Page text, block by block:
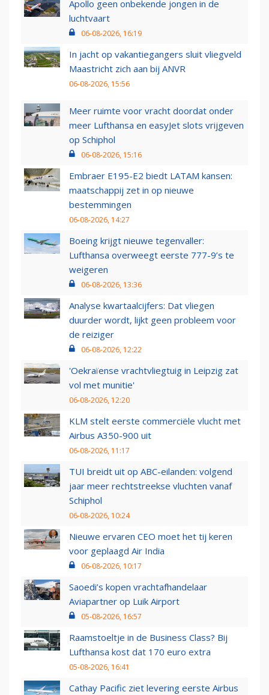
Apollo geen onbekende jongen in de
luchtvaart
06-08-2026, 16:19
In jacht op vakantiegangers sluit vliegveld
Maastricht zich aan bij ANVR
06-08-2026, 15:56
Meer ruimte voor vracht doordat onder
meer Lufthansa en easyJet slots vrijgeven
op Schiphol
06-08-2026, 15:16
Embraer E195-E2 biedt LATAM kansen:
maatschappij zet in op nieuwe
bestemmingen
06-08-2026, 14:27
Boeing krijgt nieuwe tegenvaller:
Lufthansa overweegt eerste 777-9’s te
weigeren
06-08-2026, 13:36
Analyse kwartaalcijfers: Dat vliegen
duurder wordt, lijkt geen probleem voor
de reiziger
06-08-2026, 12:22
'Oekraïense vrachtvliegtuig in Leipzig zat
vol met munitie'
06-08-2026, 12:20
KLM stelt eerste commerciële vlucht met
Airbus A350-900 uit
06-08-2026, 11:17
TUI breidt uit op ABC-eilanden: volgend
jaar meer rechtstreekse vluchten vanaf
Schiphol
06-08-2026, 10:24
Nieuwe ervaren CEO moet het tij keren
voor geplaagd Air India
06-08-2026, 10:17
Saoedi’s kopen vrachtafhandelaar
Aviapartner op Luik Airport
05-08-2026, 16:57
Raamstoeltje in de Business Class? Bij
Lufthansa kost dat 170 euro extra
05-08-2026, 16:41
Cathay Pacific ziet levering eerste Airbus